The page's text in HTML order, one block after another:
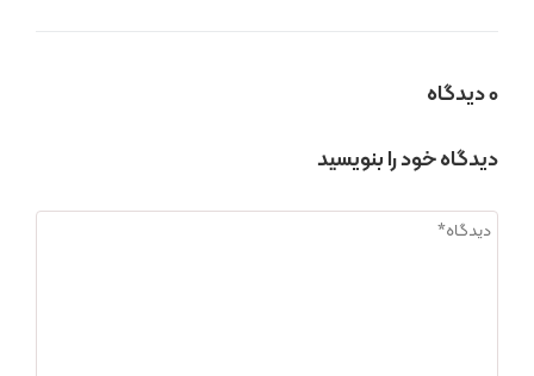
0 دیدگاه
دیدگاه خود را بنویسید